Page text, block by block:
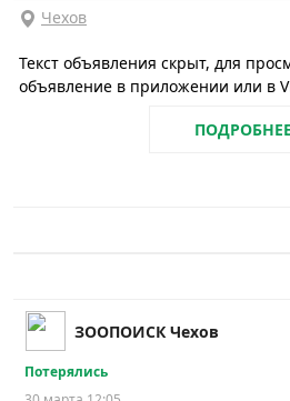
Чехов
Текст объявления скрыт, для
объявление в приложении или в
ПОДРОБНЕЕ
ЗООПОИСК Чехов
Потерялись